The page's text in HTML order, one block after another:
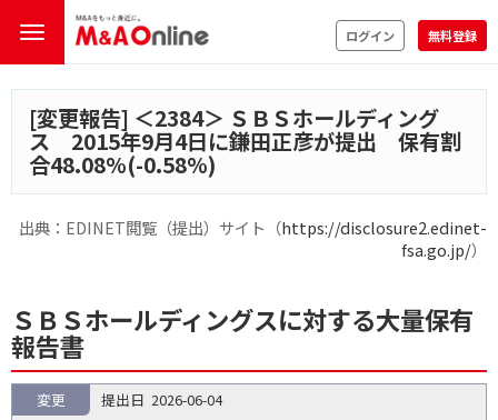
ログイン 無料登録
[変更報告] ＜2384＞ ＳＢＳホールディング
ス 2015年9月4日に鎌田正彦が提出 保有割
合48.08%(-0.58%)
出典：EDINET閲覧（提出）サイト（https://disclosure2.edinet-
fsa.go.jp/）
ＳＢＳホールディングスに対する大量保有
報告書
2026-06-04
変更